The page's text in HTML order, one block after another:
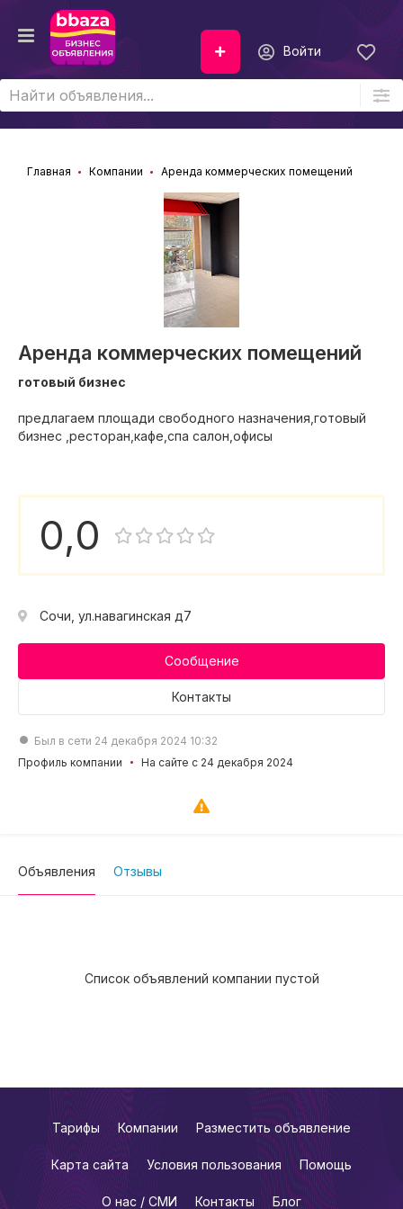
Войти
Главная Компании Аренда коммерческих помещений
Аренда коммерческих помещений
готовый бизнес
предлагаем площади свободного назначения,готовый
бизнес ,ресторан,кафе,спа салон,офисы
0,0
Сочи, ул.навагинская д7
Сообщение
Контакты
Был в сети 24 декабря 2024 10:32
Профиль компании
На сайте с 24 декабря 2024
Объявления Отзывы
Список объявлений компании пустой
Тарифы Компании Разместить объявление
Карта сайта Условия пользования Помощь
О нас / СМИ Контакты Блог